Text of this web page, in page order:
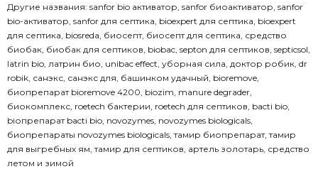
Другие названия: sanfor bio активатор, sanfor биоактиватор, sanfor
bio-активатор, sanfor для септика, bioexpert для септика, bioexpert
для септика, biosreda, биосепт, биосепт для септика, средство
биобак, биобак для септиков, biobac, septon для септиков, septicsol,
latrin bio, латрин био, unibac effect, уборная сила, доктор робик, dr
robik, санэкс, санэкс для, башинком удачный, bioremove,
биопрепарат bioremove 4200, biozim, manure degrader,
биокомплекс, roetech бактерии, roetech для септиков, bacti bio,
biопрепарат bacti bio, novozymes, novozymes biologicals,
биопрепараты novozymes biologicals, тамир биопрепарат, тамир
для выгребных ям, тамир для септиков, артель золотарь, средство
летом и зимой